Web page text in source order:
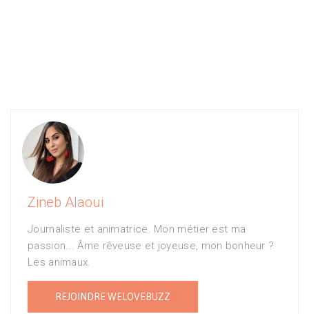
Zineb Alaoui
Journaliste et animatrice. Mon métier est ma
passion... Âme rêveuse et joyeuse, mon bonheur ?
Les animaux.
REJOINDRE WELOVEBUZZ